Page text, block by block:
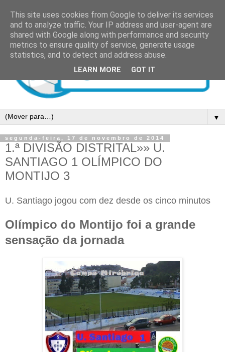
▼
segunda-feira, 17 de novembro de 2014
1.ª DIVISÃO DISTRITAL»» U.
SANTIAGO 1 OLÍMPICO DO
MONTIJO 3
U. Santiago jogou com dez desde os cinco minutos
Olímpico do Montijo foi a grande
sensação da jornada
This site uses cookies from Google to deliver its services
and to analyze traffic. Your IP address and user-agent are
shared with Google along with performance and security
metrics to ensure quality of service, generate usage
statistics, and to detect and address abuse.
LEARN MORE GOT IT